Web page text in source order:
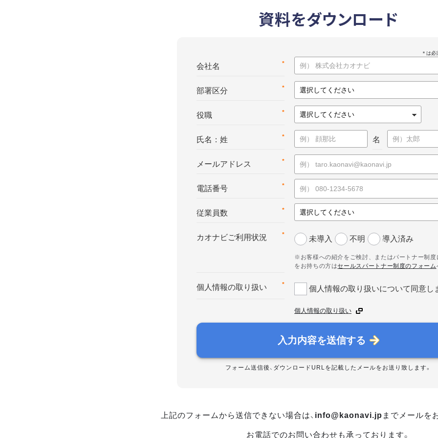
資料をダウンロード
*
会社名
*
部署区分
*
役職
*
氏名：姓 名
*
メールアドレス
*
電話番号
*
従業員数
*
カオナビご利用状況 未導入 不明 導入済み
※お客様への紹介をご検討、またはパートナー制度
をお持ちの方はセールスパートナー制度のフォーム
*
個人情報の取り扱い 個人情報の取り扱いについて同意し
個人情報の取り扱い
入力内容を送信する
フォーム送信後、ダウンロードURLを記載したメールをお送り致します。
上記のフォームから送信できない場合は、 info@kaonavi.jp までメールを
お電話でのお問い合わせも承っております。